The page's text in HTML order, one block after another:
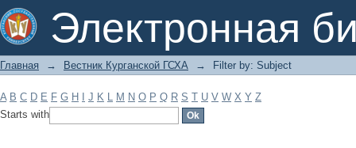
Электронная
Filter by: Subject
Главная → Вестник Курганской ГСХА → Filter by: Subject
A B C D E F G H J K L M N O P Q R S T U V W X Y Z
Starts with